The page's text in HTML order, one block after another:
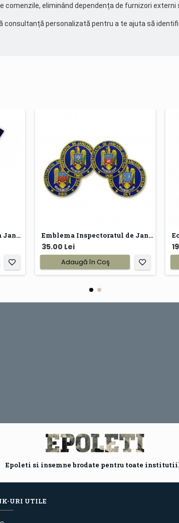
eliminând dependența de furnizori
consultanță personalizată pentru a te ajuta să
Emblema brodata maneca Jandarmeria Emblema Inspectoratul de Jandarmi Judetean - IJJ
35.00 Lei
Adaugă în Coş
Epoleti si insemne brodate pentru toate
URI UTILE